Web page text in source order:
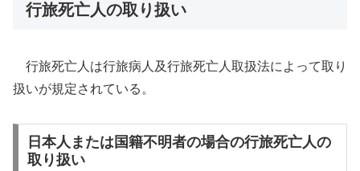
行旅死亡人の取り扱い
行旅死亡人は行旅病人及行旅死亡人取扱法によって取り
扱いが規定されている。
日本人または国籍不明者の場合の行旅死亡人の
取り扱い